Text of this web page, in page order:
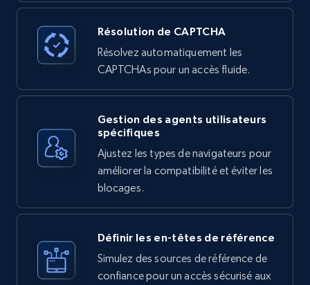
Résolution de CAPTCHA
Résolvez automatiquement les
CAPTCHAs pour un accès fluide.
Gestion des agents utilisateurs
spécifiques
Ajustez les types de navigateurs pour
améliorer la compatibilité et éviter les
blocages.
Définir les en-têtes de référence
Simulez des sources de référence de
confiance pour un accès sécurisé aux